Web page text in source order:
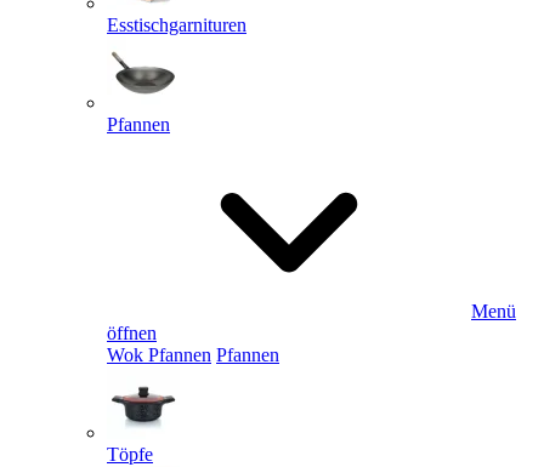
Esstischgarnituren
Pfannen
Menü
öffnen
Wok Pfannen Pfannen
Töpfe